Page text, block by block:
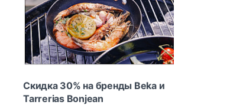
Скидка 30% на бренды Beka и
Tarrerias Bonjean